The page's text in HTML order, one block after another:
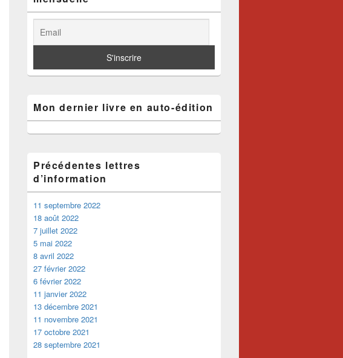
Mon dernier livre en auto-édition
Précédentes lettres
d’information
11 septembre 2022
18 août 2022
7 juillet 2022
5 mai 2022
8 avril 2022
27 février 2022
6 février 2022
11 janvier 2022
13 décembre 2021
11 novembre 2021
17 octobre 2021
28 septembre 2021